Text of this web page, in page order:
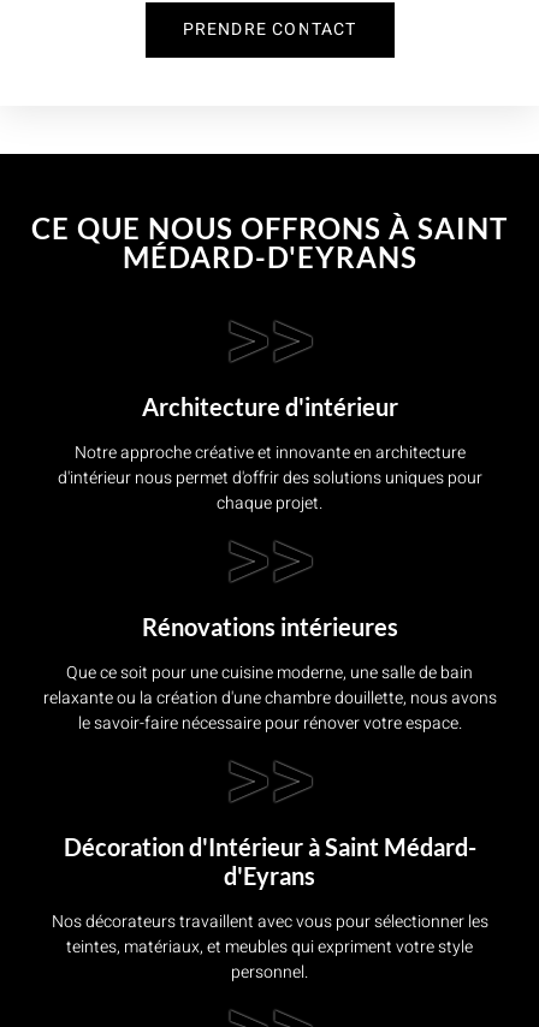
PRENDRE CONTACT
CE QUE NOUS OFFRONS À SAINT
MÉDARD-D'EYRANS
>>
Architecture d'intérieur
Notre approche créative et innovante en architecture
d'intérieur nous permet d'offrir des solutions uniques pour
chaque projet.
>>
Rénovations intérieures
Que ce soit pour une cuisine moderne, une salle de bain
relaxante ou la création d'une chambre douillette, nous avons
le savoir-faire nécessaire pour rénover votre espace.
>>
Décoration d'Intérieur à Saint Médard-
d'Eyrans
Nos décorateurs travaillent avec vous pour sélectionner les
teintes, matériaux, et meubles qui expriment votre style
personnel.